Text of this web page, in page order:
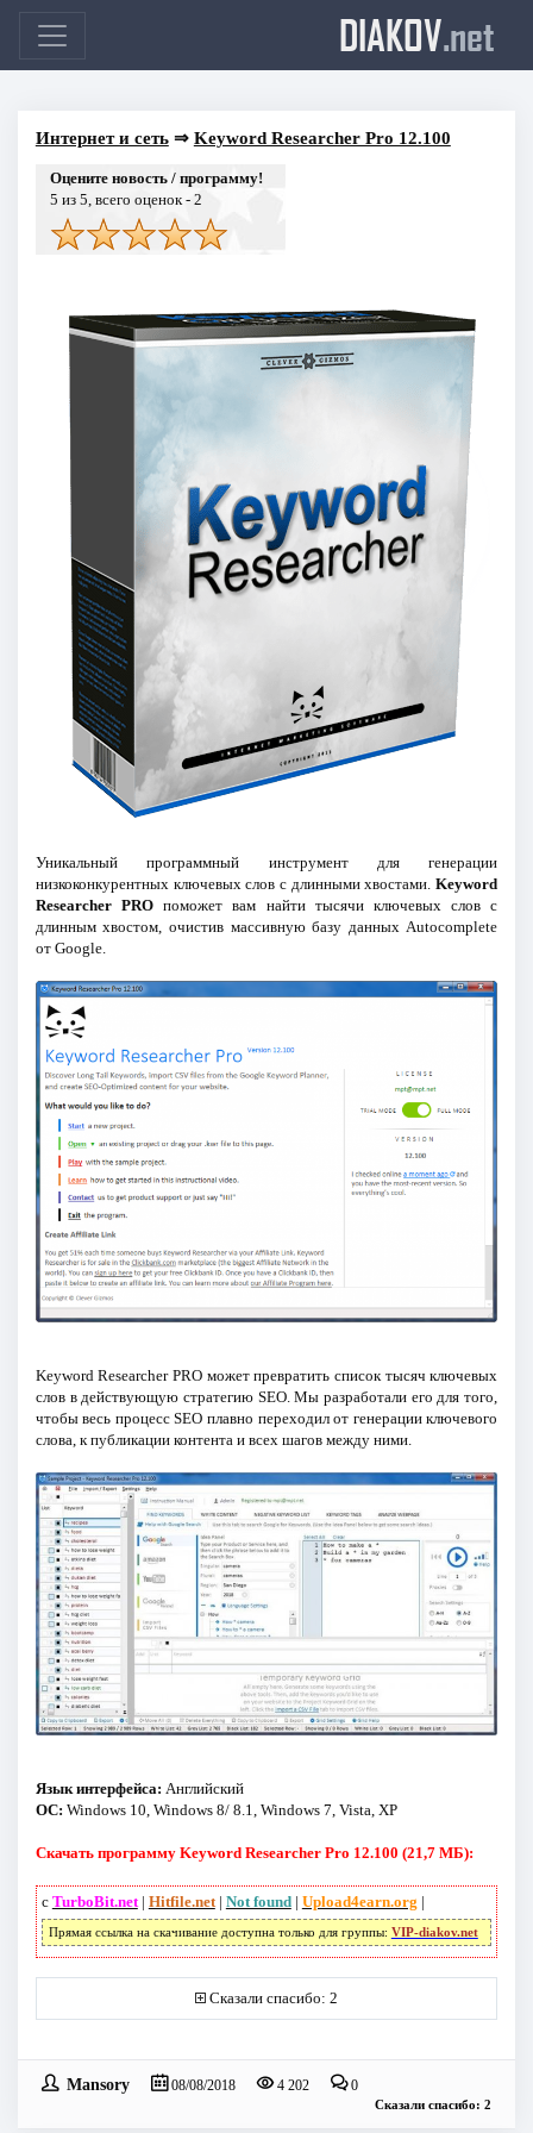
DIAKOV.net
Интернет и сеть⇒ Keyword Researcher Pro 12.100
Оцените новость / программу!
5 из 5, всего оценок - 2
Уникальный программный инструмент для генерации
низкоконкурентных ключевых слов с длинными хвостами.Keyword
Researcher PROпоможет вам найти тысячи ключевых слов с
длинным хвостом, очистив массивную базу данных Autocomplete
от Google.
Keyword Researcher PRO может превратить список тысяч ключевых
слов в действующую стратегию SEO. Мы разработали его для того,
чтобы весь процесс SEO плавно переходил от генерации ключевого
слова, к публикации контента и всех шагов между ними.
Язык интерфейса: Английский
ОС: Windows 10, Windows 8/ 8.1, Windows 7, Vista, XP
Скачать программу Keyword Researcher Pro 12.100 (21,7 МБ):
с TurboBit.net| Hitfile.net| Not found| Upload4earn.org |
Прямая ссылка на скачивание доступна только для группы: VIP-diakov.net
Сказали спасибо: 2
Mansory 08/08/2018 4 202 0
Сказали спасибо: 2